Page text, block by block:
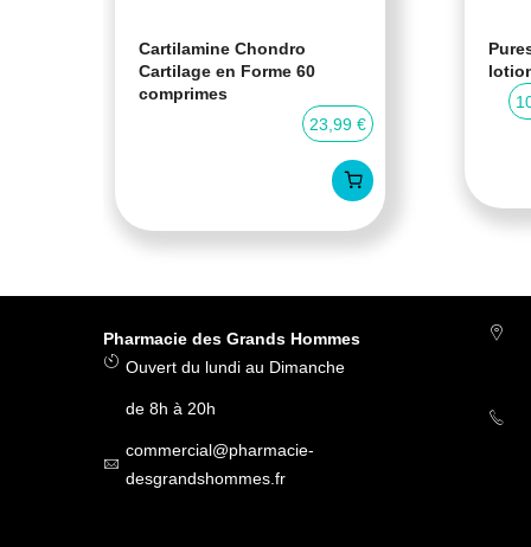
Cartilamine Chondro
Cartilage en Forme 60
comprimes
23,99 €
Pharmacie des Grands Hommes
Ouvert du lundi au Dimanche
de 8h à 20h
commercial@pharmacie-
desgrandshommes.fr